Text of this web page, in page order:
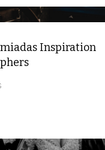
Inspiration